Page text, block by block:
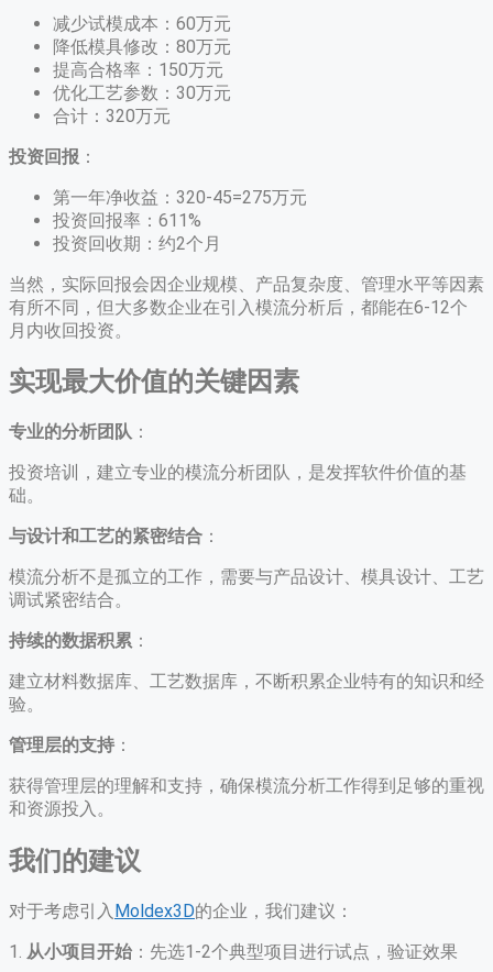
减少试模成本：60万元
降低模具修改：80万元
提高合格率：150万元
优化工艺参数：30万元
合计：320万元
投资回报 ：
第一年净收益：320-45=275万元
投资回报率：611%
投资回收期：约2个月
当然，实际回报会因企业规模、产品复杂度、管理水平等因素
有所不同，但大多数企业在引入模流分析后，都能在6-12个
月内收回投资。
实现最大价值的关键因素
专业的分析团队 ：
投资培训，建立专业的模流分析团队，是发挥软件价值的基
础。
与设计和工艺的紧密结合 ：
模流分析不是孤立的工作，需要与产品设计、模具设计、工艺
调试紧密结合。
持续的数据积累 ：
建立材料数据库、工艺数据库，不断积累企业特有的知识和经
验。
管理层的支持 ：
获得管理层的理解和支持，确保模流分析工作得到足够的重视
和资源投入。
我们的建议
对于考虑引入 Moldex3D的企业，我们建议：
1. 从小项目开始 ：先选1-2个典型项目进行试点，验证效果